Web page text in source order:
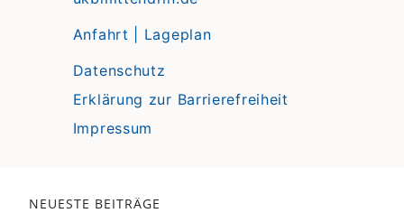
Anfahrt | Lageplan
Datenschutz
Erklärung zur Barrierefreiheit
Impressum
NEUESTE BEITRÄGE